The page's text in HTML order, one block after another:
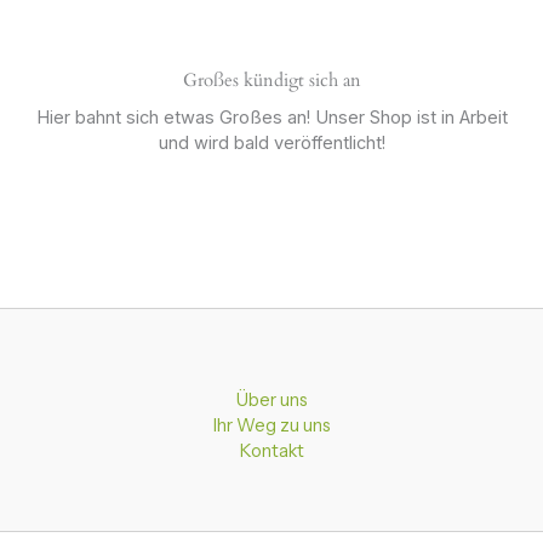
Großes kündigt sich an
Hier bahnt sich etwas Großes an! Unser Shop ist in Arbeit
und wird bald veröffentlicht!
Über uns
Ihr Weg zu uns
Kontakt